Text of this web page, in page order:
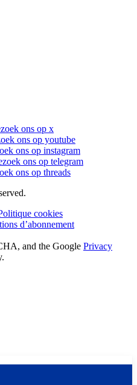
ons op x
ons op youtube
ons op instagram
ons op telegram
ons op threads
cookies
d’abonnement
and the Google Privacy